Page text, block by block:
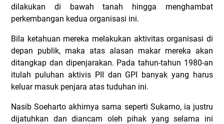
dilakukan di bawah tanah hingga menghambat
perkembangan kedua organisasi ini.
Bila ketahuan mereka melakukan aktivitas organisasi di
depan publik, maka atas alasan makar mereka akan
ditangkap dan dipenjarakan. Pada tahun-tahun 1980-an
itulah puluhan aktivis PII dan GPI banyak yang harus
keluar masuk penjara atas tuduhan ini.
Nasib Soeharto akhirnya sama seperti Sukarno, ia justru
dijatuhkan dan diancam oleh pihak yang selama ini